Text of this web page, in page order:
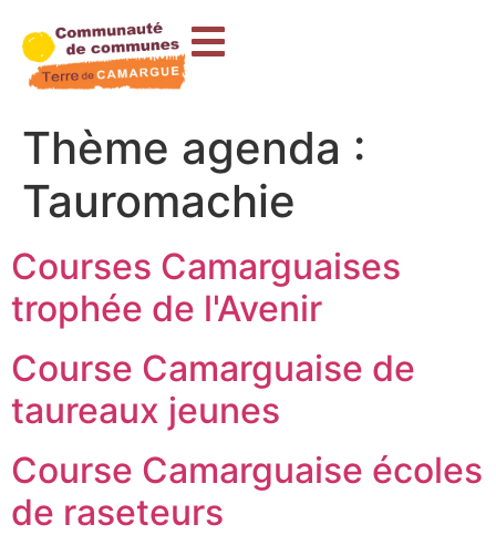
principal
Thème agenda :
Tauromachie
Courses Camarguaises
trophée de l'Avenir
Course Camarguaise de
taureaux jeunes
Course Camarguaise écoles
de raseteurs